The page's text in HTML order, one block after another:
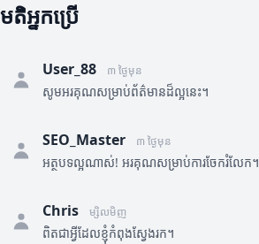
មតិអ្នកប្រើ
User_88 ៣ ថ្ងៃមុន
សូមអរគុណសម្រាប់ព័ត៌មានដ៏ល្អនេះ។
SEO_Master ៣ ថ្ងៃមុន
អត្ថបទល្អណាស់! អរគុណសម្រាប់ការចែករំលែក។
Chris ម្សិលមិញ
ពិតជាអ្វីដែលខ្ញុំកំពុងស្វែងរក។